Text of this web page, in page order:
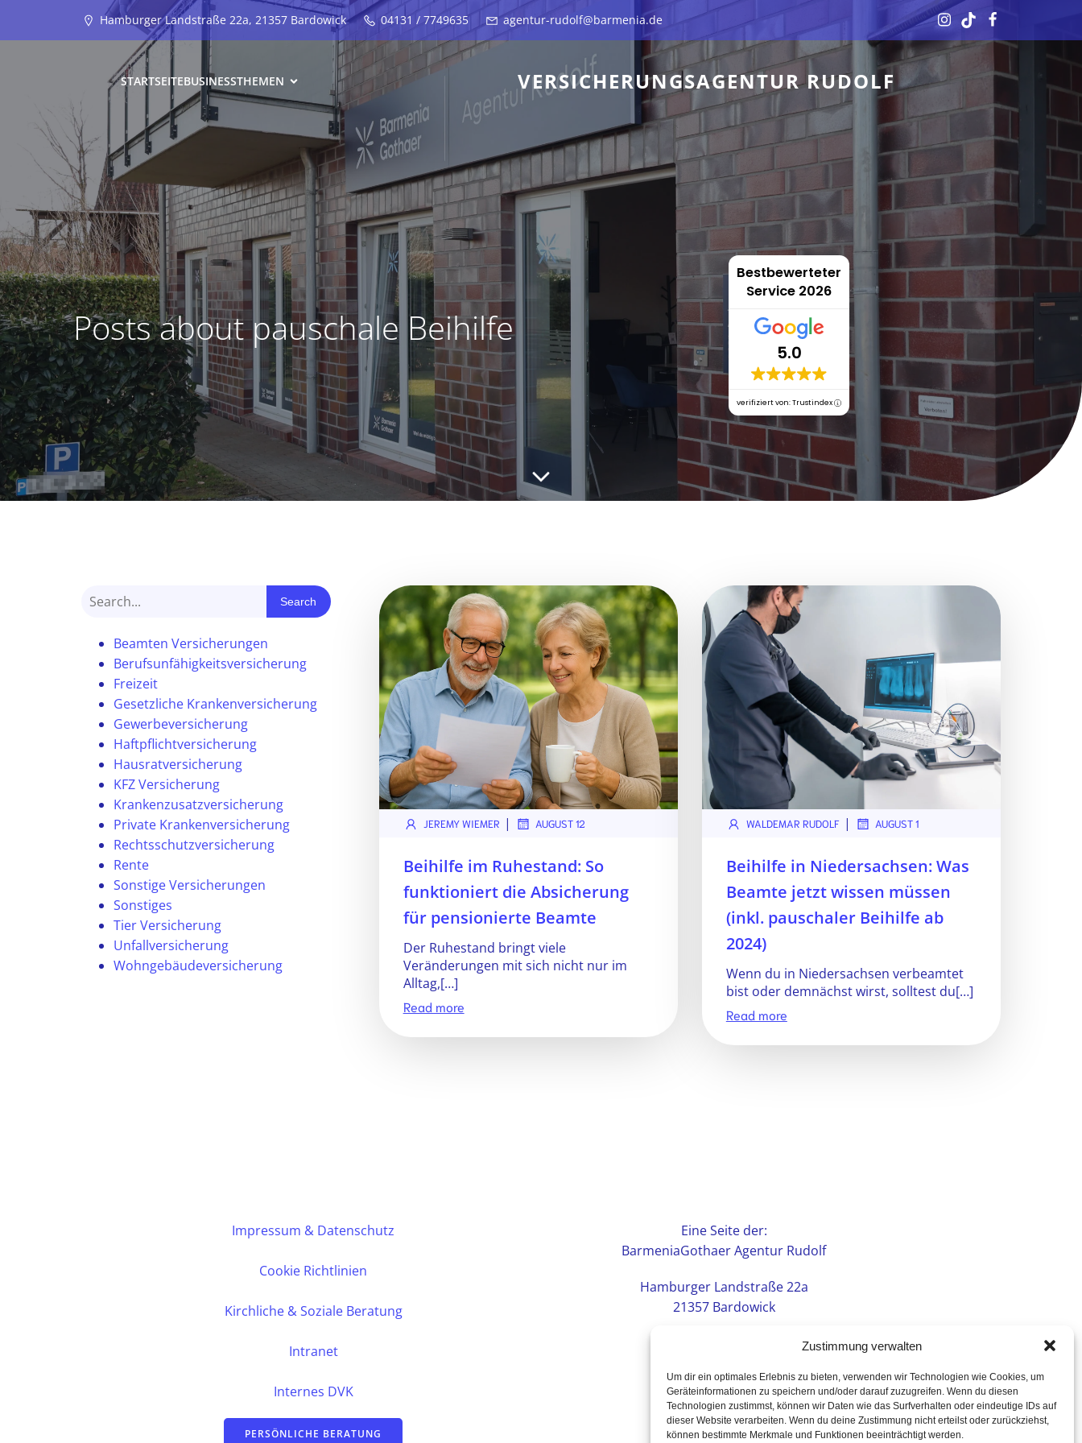
Zustimmung verwalten
Um dir ein optimales Erlebnis zu bieten, verwenden wir Technologien wie Cookies, um
Geräteinformationen zu speichern und/oder darauf zuzugreifen. Wenn du diesen
Technologien zustimmst, können wir Daten wie das Surfverhalten oder eindeutige IDs auf
dieser Website verarbeiten. Wenn du deine Zustimmung nicht erteilst oder zurückziehst,
können bestimmte Merkmale und Funktionen beeinträchtigt werden.
Hamburger Landstraße 22a, 21357 Bardowick 04131 / 7749635 agentur-rudolf@barmenia.de
STARTSEITEBUSINESSTHEMEN VERSICHERUNGSAGENTUR RUDOLF
Posts about pauschale Beihilfe
Bestbewerteter
Service 2026
5.0
verifiziert von: Trustindex
Search
Beamten Versicherungen
Berufsunfähigkeitsversicherung
Freizeit
Gesetzliche Krankenversicherung
Gewerbeversicherung
Haftpflichtversicherung
Hausratversicherung
KFZ Versicherung
Krankenzusatzversicherung
Private Krankenversicherung
Rechtsschutzversicherung
Rente
Sonstige Versicherungen
Sonstiges
Tier Versicherung
Unfallversicherung
Wohngebäudeversicherung
JEREMY WIEMER | AUGUST 12
Beihilfe im Ruhestand: So
funktioniert die Absicherung
für pensionierte Beamte
Der Ruhestand bringt viele
Veränderungen mit sich nicht nur im
Alltag,[…]
Read more
WALDEMAR RUDOLF | AUGUST 1
Beihilfe in Niedersachsen: Was
Beamte jetzt wissen müssen
(inkl. pauschaler Beihilfe ab
2024)
Wenn du in Niedersachsen verbeamtet
bist oder demnächst wirst, solltest du[…]
Read more
Impressum & Datenschutz
Cookie Richtlinien
Kirchliche & Soziale Beratung
Intranet
Internes DVK
PERSÖNLICHE BERATUNG
Eine Seite der:
BarmeniaGothaer Agentur Rudolf
Hamburger Landstraße 22a
21357 Bardowick